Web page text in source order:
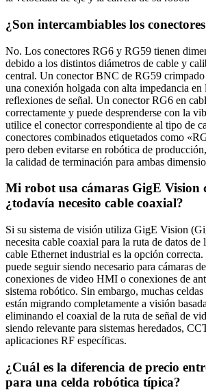
¿Son intercambiables los
No. Los conectores RG6 y RG59 tienen
debido a los distintos diámetros de cable y
central. Un conector BNC de RG59 crimpado
una conexión holgada con alta impedancia en
reflexiones de señal. Un conector RG6 en
correctamente y puede desprenderse con la
utilice el conector correspondiente al tipo de
conectores combinados etiquetados como
pero deben evitarse en robótica de
la calidad de terminación para ambas
Mi robot usa cámaras GigE
¿todavía necesito cable coaxial?
Si su sistema de visión utiliza GigE Vision
necesita cable coaxial para la ruta de datos
cable Ethernet industrial es la opción
puede seguir siendo necesario para cámaras
conexiones de video HMI o conexiones de
sistema robótico. Sin embargo, muchas
están migrando completamente a visión
eliminando el coaxial de la ruta de señal de
siendo relevante para sistemas heredados,
aplicaciones RF específicas.
¿Cuál es la diferencia de precio
para una celda robótica típica?